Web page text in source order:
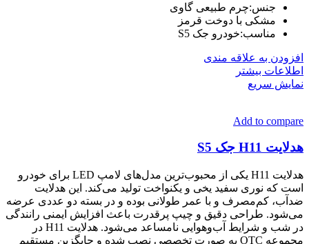
جنس:چرم طبیعی گاوی
مشکی با دوخت قرمز
مناسب:خودرو جک S5
افزودن به علاقه مندی
اطلاعات بیشتر
نمایش سریع
Add to compare
هدلایت H11 جک S5
هدلایت H11 یکی از محبوب‌ترین مدل‌های لامپ LED برای خودرو
است که نوری سفید یخی و یکنواخت تولید می‌کند. این هدلایت
ضدآب، کم‌مصرف و با عمر طولانی بوده و در بسته دو عددی عرضه
می‌شود. طراحی دقیق و چیپ پرقدرت باعث افزایش ایمنی رانندگی
در شب و شرایط آب‌وهوایی نامساعد می‌شود. هدلایت H11 در
مجموعه OTC به صورت تخصصی نصب شده و جایگزین مستقیم